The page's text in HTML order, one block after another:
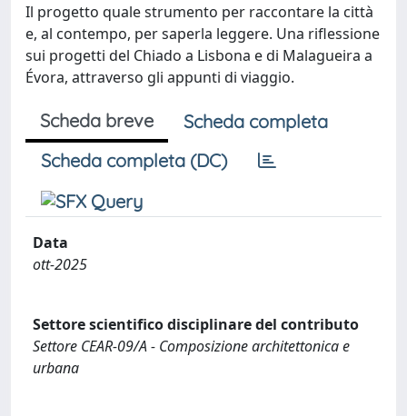
Il progetto quale strumento per raccontare la città
e, al contempo, per saperla leggere. Una riflessione
sui progetti del Chiado a Lisbona e di Malagueira a
Évora, attraverso gli appunti di viaggio.
Scheda breve
Scheda completa
Scheda completa (DC)
Data
ott-2025
Settore scientifico disciplinare del contributo
Settore CEAR-09/A - Composizione architettonica e
urbana